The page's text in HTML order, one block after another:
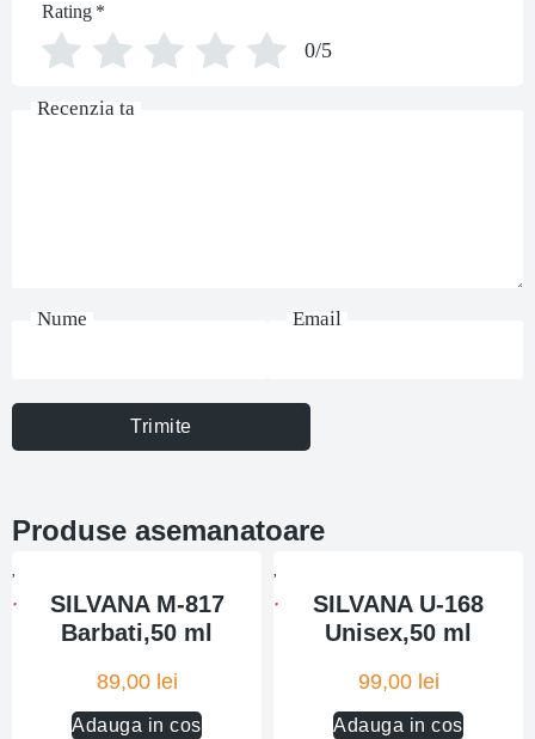
Rating *
0/5
Recenzia ta
Nume Email
Trimite
Produse asemanatoare
SILVANA M-817
Barbati,50 ml
89,00 lei
Adauga in cos
SILVANA U-168
Unisex,50 ml
99,00 lei
Adauga in cos